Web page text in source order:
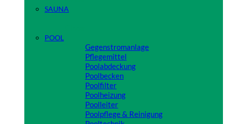
SAUNA
POOL
Gegenstromanlage
Pflegemittel
Poolabdeckung
Poolbecken
Poolfilter
Poolheizung
Poolleiter
Poolpflege & Reinigung